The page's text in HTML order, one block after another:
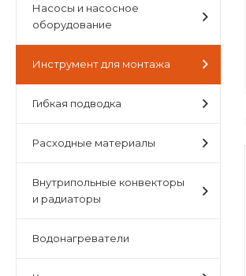
Насосы и насосное
оборудование
Инструмент для монтажа
Гибкая подводка
Расходные материалы
Внутрипольные конвекторы
и радиаторы
Водонагреватели